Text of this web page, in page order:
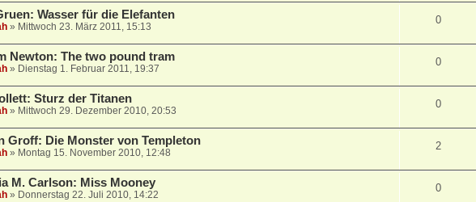
Wasser für die Elefanten
» Mittwoch 23. März 2011, 15:13
0
Newton: The two pound tram
» Dienstag 1. Februar 2011, 19:37
0
Sturz der Titanen
» Mittwoch 29. Dezember 2010, 20:53
0
Groff: Die Monster von Templeton
» Montag 15. November 2010, 12:48
2
M. Carlson: Miss Mooney
» Donnerstag 22. Juli 2010, 14:22
0